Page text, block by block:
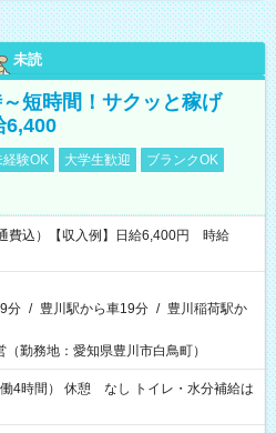
未読
短時間！サクッと稼げ
6,400
験OK 大学生歓迎
ブランクOK
費込）【収入例】日給6,400円 時給
分 / 豊川駅から車19分 / 豊川稲荷駅か
勤務地：愛知県豊川市白鳥町）
イレ・水分補給は